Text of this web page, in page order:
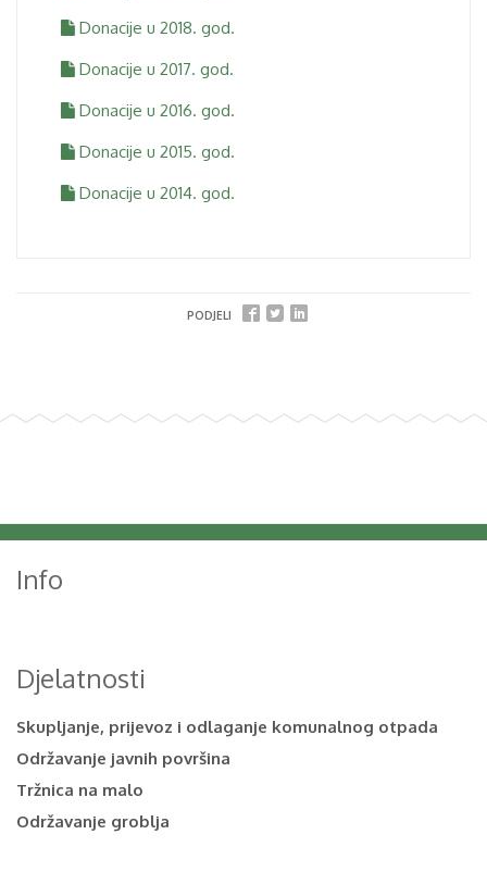
Donacije u 2018. god.
Donacije u 2017. god.
Donacije u 2016. god.
Donacije u 2015. god.
Donacije u 2014. god.
PODJELI
Info
Djelatnosti
Skupljanje, prijevoz i odlaganje komunalnog otpada
Održavanje javnih površina
Tržnica na malo
Održavanje groblja